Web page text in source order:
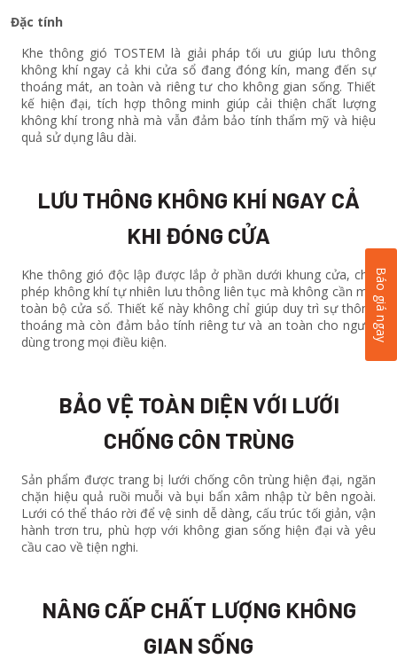
Đặc tính
Khe thông gió TOSTEM là giải pháp tối ưu giúp lưu thông
không khí ngay cả khi cửa sổ đang đóng kín, mang đến sự
thoáng mát, an toàn và riêng tư cho không gian sống. Thiết
kế hiện đại, tích hợp thông minh giúp cải thiện chất lượng
không khí trong nhà mà vẫn đảm bảo tính thẩm mỹ và hiệu
quả sử dụng lâu dài.
LƯU THÔNG KHÔNG KHÍ NGAY CẢ
KHI ĐÓNG CỬA
Khe thông gió độc lập được lắp ở phần dưới khung cửa, cho
phép không khí tự nhiên lưu thông liên tục mà không cần mở
toàn bộ cửa sổ. Thiết kế này không chỉ giúp duy trì sự thông
thoáng mà còn đảm bảo tính riêng tư và an toàn cho người
dùng trong mọi điều kiện.
BẢO VỆ TOÀN DIỆN VỚI LƯỚI
CHỐNG CÔN TRÙNG
Sản phẩm được trang bị lưới chống côn trùng hiện đại, ngăn
chặn hiệu quả ruồi muỗi và bụi bẩn xâm nhập từ bên ngoài.
Lưới có thể tháo rời để vệ sinh dễ dàng, cấu trúc tối giản, vận
hành trơn tru, phù hợp với không gian sống hiện đại và yêu
cầu cao về tiện nghi.
NÂNG CẤP CHẤT LƯỢNG KHÔNG
GIAN SỐNG
Báo giá ngay